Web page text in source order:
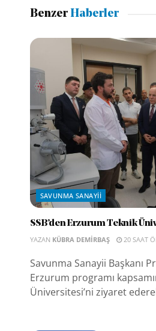
BenzerHaberler
SAVUNMA SANAYII
SSB’den Erzurum Teknik
YAZAN KÜBRA DEMIRBAŞ 20 SAAT
Savunma Sanayii Başkanı
Erzurum programı
Üniversitesi’ni ziyaret